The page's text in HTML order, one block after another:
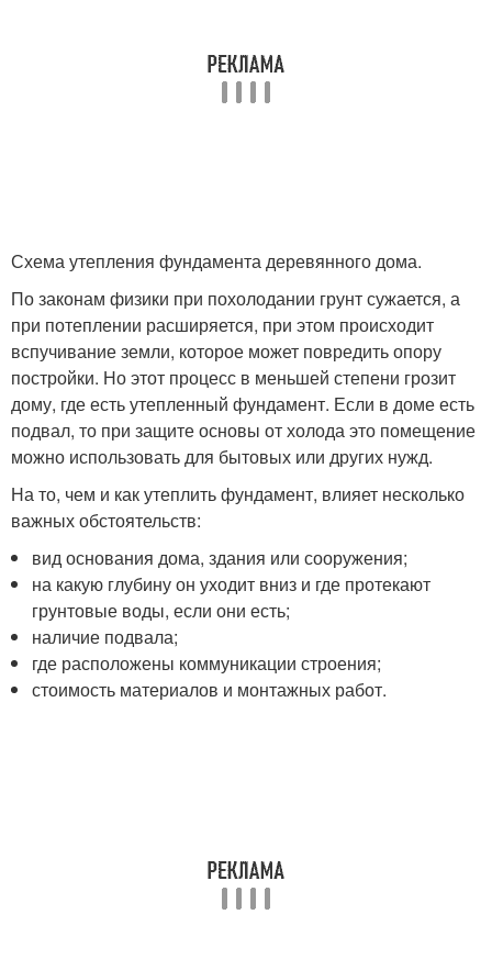
Схема утепления фундамента деревянного дома.
По законам физики при похолодании грунт сужается, а
при потеплении расширяется, при этом происходит
вспучивание земли, которое может повредить опору
постройки. Но этот процесс в меньшей степени грозит
дому, где есть утепленный фундамент. Если в доме есть
подвал, то при защите основы от холода это помещение
можно использовать для бытовых или других нужд.
На то, чем и как утеплить фундамент, влияет несколько
важных обстоятельств:
вид основания дома, здания или сооружения;
на какую глубину он уходит вниз и где протекают
грунтовые воды, если они есть;
наличие подвала;
где расположены коммуникации строения;
стоимость материалов и монтажных работ.